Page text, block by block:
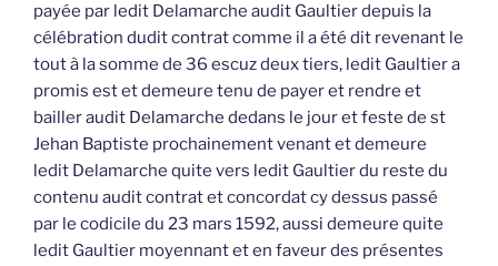
payée par ledit Delamarche audit Gaultier depuis la
célébration dudit contrat comme il a été dit revenant le
tout à la somme de 36 escuz deux tiers, ledit Gaultier a
promis est et demeure tenu de payer et rendre et
bailler audit Delamarche dedans le jour et feste de st
Jehan Baptiste prochainement venant et demeure
ledit Delamarche quite vers ledit Gaultier du reste du
contenu audit contrat et concordat cy dessus passé
par le codicile du 23 mars 1592, aussi demeure quite
ledit Gaultier moyennant et en faveur des présentes